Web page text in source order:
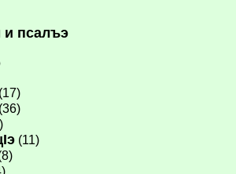
псалъэ
(17)
(36)
(11)